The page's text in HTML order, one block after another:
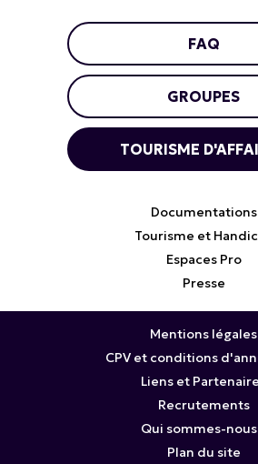
FAQ
GROUPES
TOURISME
Documentations
Tourisme et
Espaces Pro
Presse
Mentions légales
CPV et conditions
Liens et
Recrutements
Qui sommes-nous
Plan du site